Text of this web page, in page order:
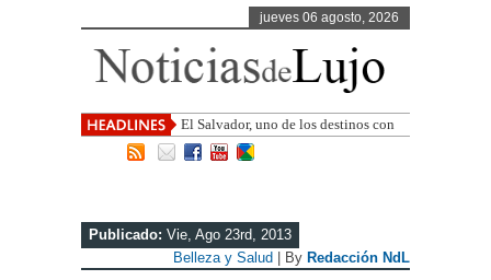
jueves 06 agosto, 2026
El Salvador, uno de los destinos con
mayor proyección de Centroamérica
Publicado: Vie, Ago 23rd, 2013
Belleza y Salud | By Redacción NdL